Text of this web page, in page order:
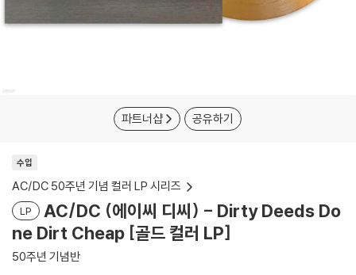
파트너샵 공유하기
수입
AC/DC 50주년 기념 컬러 LP 시리즈
LP
AC/DC (에이씨 디씨) - Dirty Deeds Do
ne Dirt Cheap [골드 컬러 LP]
50주년 기념반